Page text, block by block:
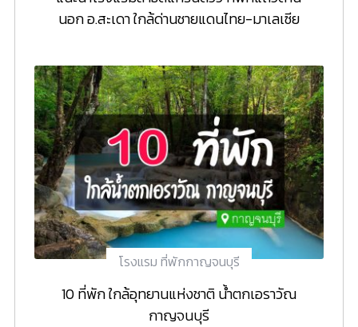
นอก อ.สะเดา ใกล้ด่านชายแดนไทย-มาเลเซีย
โรงแรม ที่พักกาญจนบุรี
10 ที่พัก ใกล้อุทยานแห่งชาติ น้ำตกเอราวัณ
กาญจนบุรี